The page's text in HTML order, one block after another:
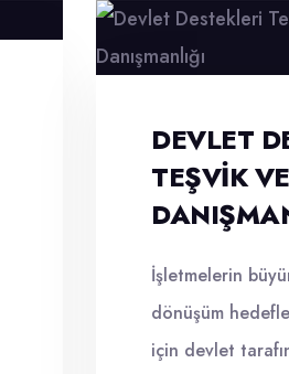
DEVLET
TEŞVIK
İşletmelerin
dönüşüm
için devlet